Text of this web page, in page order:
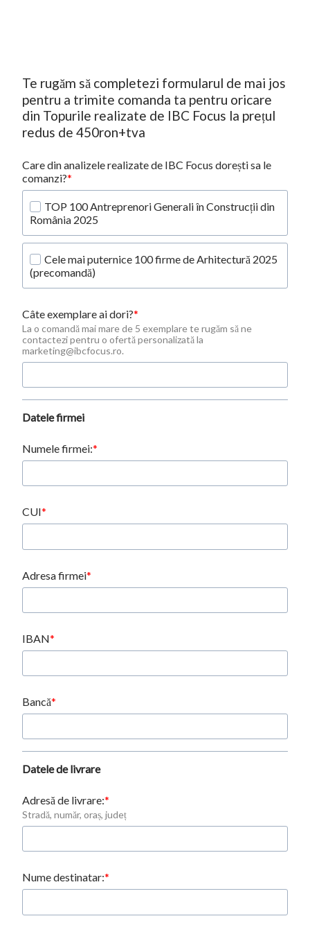
Te rugăm să completezi formularul de mai jos
pentru a trimite comanda ta pentru oricare
din Topurile realizate de IBC Focus la prețul
redus de 450ron+tva
Care din analizele realizate de IBC Focus dorești sa le
comanzi?
TOP 100 Antreprenori Generali în Construcții din
România 2025
Cele mai puternice 100 firme de Arhitectură 2025
(precomandă)
Câte exemplare ai dori?
La o comandă mai mare de 5 exemplare te rugăm să ne
contactezi pentru o ofertă personalizată la
marketing@ibcfocus.ro.
Datele firmei
Numele firmei:
CUI
Adresa firmei
IBAN
Bancă
Datele de livrare
Adresă de livrare:
Stradă, număr, oraș, județ
Nume destinatar: